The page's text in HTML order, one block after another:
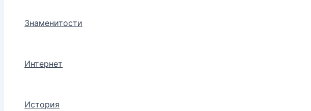
Знаменитости
Интернет
История